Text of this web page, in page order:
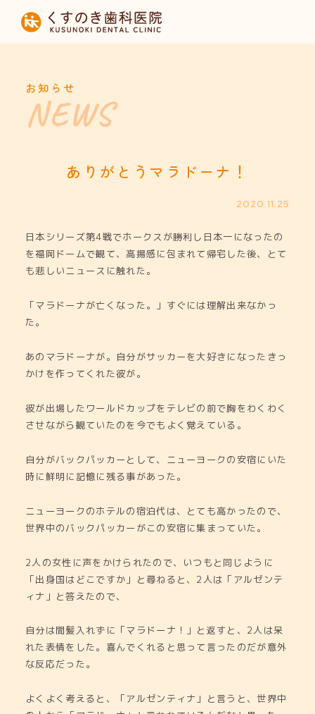
HOME
診療内容
お知らせ
お知らせ
ありがとうマラドーナ！
2020.11.25
日本シリーズ第4戦でホークスが勝利し日本一になったの
を福岡ドームで観て、高揚感に包まれて帰宅した後、とて
も悲しいニュースに触れた。
「マラドーナが亡くなった。」すぐには理解出来なかっ
た。
あのマラドーナが。自分がサッカーを大好きになったきっ
かけを作ってくれた彼が。
彼が出場したワールドカップをテレビの前で胸をわくわく
させながら観ていたのを今でもよく覚えている。
自分がバックパッカーとして、ニューヨークの安宿にいた
時に鮮明に記憶に残る事があった。
ニューヨークのホテルの宿泊代は、とても高かったので、
世界中のバックパッカーがこの安宿に集まっていた。
2人の女性に声をかけられたので、いつもと同じように
「出身国はどこですか」と尋ねると、2人は「アルゼンテ
ィナ」と答えたので、
自分は間髪入れずに「マラドーナ！」と返すと、2人は呆
れた表情をした。喜んでくれると思って言ったのだが意外
な反応だった。
よくよく考えると、「アルゼンティナ」と言うと、世界中